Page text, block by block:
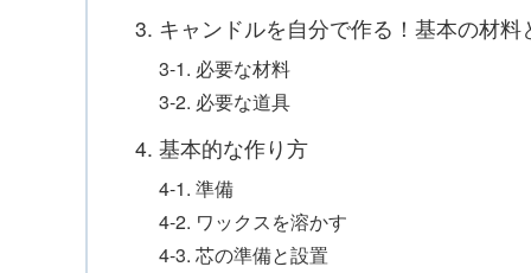
3. キャンドルを自分で作る！基本の材料
3-1. 必要な材料
3-2. 必要な道具
4. 基本的な作り方
4-1. 準備
4-2. ワックスを溶かす
4-3. 芯の準備と設置